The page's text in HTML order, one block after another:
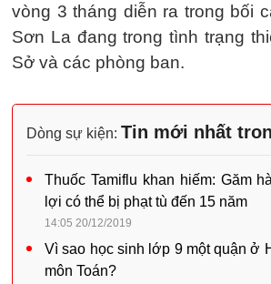
vòng 3 tháng diễn ra trong bối
Sơn La đang trong tình trạng
Sở và các phòng ban.
Dòng sự kiện: Tin mới nhất
Thuốc Tamiflu khan hiếm: Găm
lợi có thể bị phạt tù đến 15 năm
14:05 20/12/2019
Vì sao học sinh lớp 9 một quận ở
môn Toán?